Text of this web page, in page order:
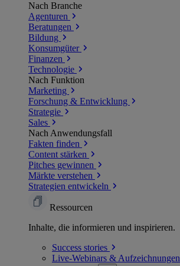
Nach Branche
Agenturen
Beratungen
Bildung
Konsumgüter
Finanzen
Technologie
Nach Funktion
Marketing
Forschung & Entwicklung
Strategie
Sales
Nach Anwendungsfall
Fakten finden
Content stärken
Pitches gewinnen
Märkte verstehen
Strategien entwickeln
Ressourcen
Inhalte, die informieren und inspirieren.
Success stories
Live-Webinars & Aufzeichnungen